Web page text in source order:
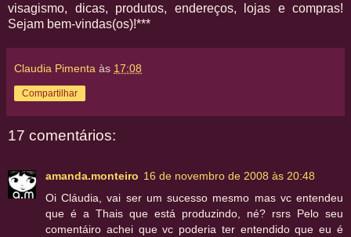
visagismo, dicas, produtos, endereços, lojas e compras!
Sejam bem-vindas(os)!***
Claudia Pimenta às 17:08
Compartilhar
17 comentários:
amanda.monteiro 16 de novembro de 2008 às 20:48
Oi Cláudia, vai ser um sucesso mesmo mas vc entendeu
que é a Thais que está produzindo, né? rsrs Pelo seu
comentáiro achei que vc poderia ter entendido que eu é